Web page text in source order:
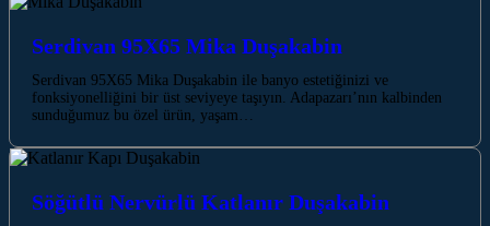
Serdivan 95X65 Mika Duşakabin
Serdivan 95X65 Mika Duşakabin ile banyo estetiğinizi ve
fonksiyonelliğini bir üst seviyeye taşıyın. Adapazarı’nın kalbinden
sunduğumuz bu özel ürün, yaşam…
Söğütlü Nervürlü Katlanır Duşakabin